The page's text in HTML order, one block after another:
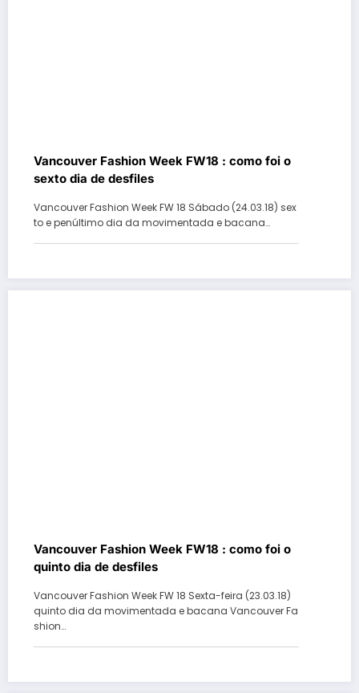
Vancouver Fashion Week FW18 : como foi o
sexto dia de desfiles
Vancouver Fashion Week FW 18 Sábado (24.03.18) sex
to e penúltimo dia da movimentada e bacana…
Vancouver Fashion Week FW18 : como foi o
quinto dia de desfiles
Vancouver Fashion Week FW 18 Sexta-feira (23.03.18)
quinto dia da movimentada e bacana Vancouver Fa
shion…